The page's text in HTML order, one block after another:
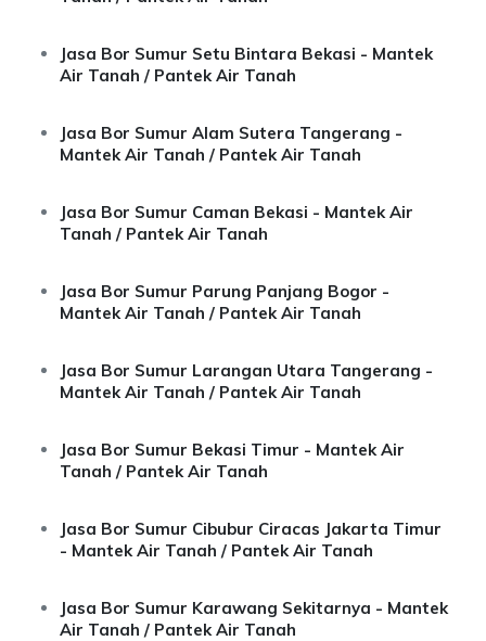
Jasa Bor Sumur Setu Bintara Bekasi - Mantek
Air Tanah / Pantek Air Tanah
Jasa Bor Sumur Alam Sutera Tangerang -
Mantek Air Tanah / Pantek Air Tanah
Jasa Bor Sumur Caman Bekasi - Mantek Air
Tanah / Pantek Air Tanah
Jasa Bor Sumur Parung Panjang Bogor -
Mantek Air Tanah / Pantek Air Tanah
Jasa Bor Sumur Larangan Utara Tangerang -
Mantek Air Tanah / Pantek Air Tanah
Jasa Bor Sumur Bekasi Timur - Mantek Air
Tanah / Pantek Air Tanah
Jasa Bor Sumur Cibubur Ciracas Jakarta Timur
- Mantek Air Tanah / Pantek Air Tanah
Jasa Bor Sumur Karawang Sekitarnya - Mantek
Air Tanah / Pantek Air Tanah